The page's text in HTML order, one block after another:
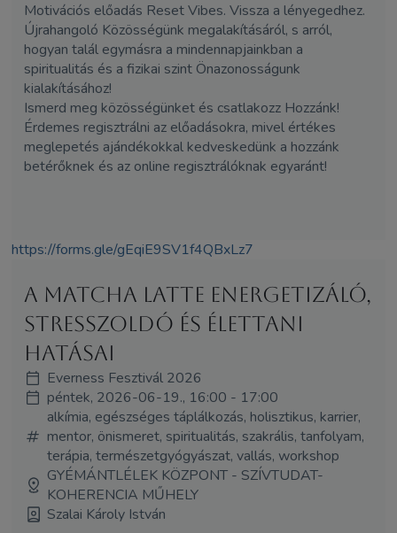
Motivációs előadás Reset Vibes. Vissza a lényegedhez.
Újrahangoló Közösségünk megalakításáról, s arról,
hogyan talál egymásra a mindennapjainkban a
spiritualitás és a fizikai szint Önazonosságunk
kialakításához!
Ismerd meg közösségünket és csatlakozz Hozzánk!
Érdemes regisztrálni az előadásokra, mivel értékes
meglepetés ajándékokkal kedveskedünk a hozzánk
betérőknek és az online regisztrálóknak egyaránt!
https://forms.gle/gEqiE9SV1f4QBxLz7
A matcha latte energetizáló,
stresszoldó és élettani
hatásai
Everness Fesztivál 2026
péntek, 2026-06-19., 16:00 - 17:00
alkímia, egészséges táplálkozás, holisztikus, karrier,
mentor, önismeret, spiritualitás, szakrális, tanfolyam,
terápia, természetgyógyászat, vallás, workshop
GYÉMÁNTLÉLEK KÖZPONT - SZÍVTUDAT-
KOHERENCIA MŰHELY
Szalai Károly István